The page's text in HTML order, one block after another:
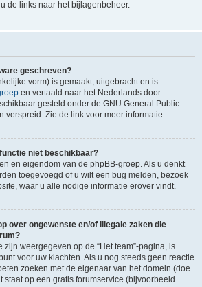
de links naar het bijlagenbeheer.
geschreven?
vorm) is gemaakt, uitgebracht en is
en vertaald naar het Nederlands door
gesteld onder de GNU General Public
verspreid. Zie de link voor meer informatie.
niet beschikbaar?
en eigendom van de phpBB-groep. Als u denkt
toegevoegd of u wilt een bug melden, bezoek
waar u alle nodige informatie erover vindt.
over ongewenste en/of illegale zaken die
zijn weergegeven op de “Het team”-pagina, is
voor uw klachten. Als u nog steeds geen reactie
zoeken met de eigenaar van het domein (doe
staat op een gratis forumservice (bijvoorbeeld